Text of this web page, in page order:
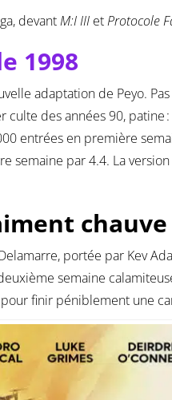
devantM:I III etProtocole
1998
adaptation de Peyo.
culte des années 90,
entrées en première
semaine par 4.4. La
chauve
portée par Kev
semaine
finir péniblement une